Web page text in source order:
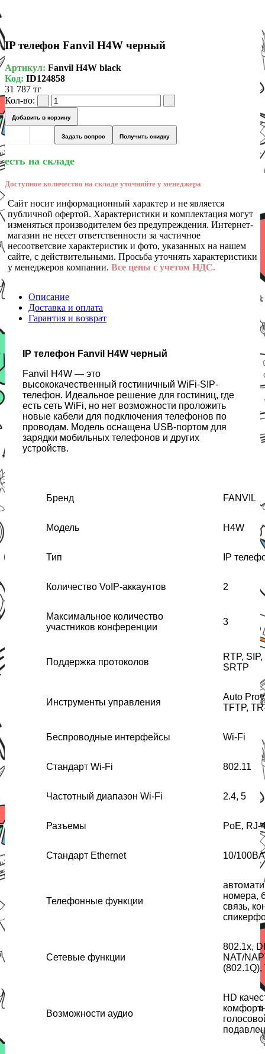
IP телефон Fanvil H4W черный
Артикул: Fanvil H4W black
Код: ID124858
31 787 тг
Кол-во:
Добавить в корзину
Задать вопрос Получить скидку
есть на складе
Доступное количество на складе уточняйте у менеджера
Сайт носит информационный характер и не является
публичной офертой. Характеристики и комплектация могут
изменяться производителем без предупреждения. Интернет-
магазин не несет ответственности за частичное
несоответсвие характеристик и фото, указанных на нашем
сайте, с действительными. Просьба уточнять характеристики
у менеджеров компании. Все цены с учетом НДС.
Описание
Доставка и оплата
Гарантия и возврат
IP телефон Fanvil H4W черный
Fanvil H4W — это
высококачественный гостиничный WiFi-SIP-
телефон. Идеальное решение для гостиниц, где
есть сеть WiFi, но нет возможности проложить
новые кабели для подключения телефонов по
проводам. Модель оснащена USB-портом для
зарядки мобильных телефонов и других
устройств.
Бренд FANVIL
Модель H4W
Тип IP
Количество VoIP-аккаунтов 2
Максимальное количество
участников конференции
3
Поддержка протоколов
RTP,
SRTP
Инструменты управления
Auto
TFTP,
Беспроводные интерфейсы Wi-Fi
Стандарт Wi-Fi 802.11
Частотный диапазон Wi-Fi 2.4, 5
Разъемы PoE, RJ-
Стандарт Ethernet 10/
Телефонные функции
номера,
связь,
Сетевые функции
802.1x,
NAT/
(802.1Q),
Возможности аудио
HD